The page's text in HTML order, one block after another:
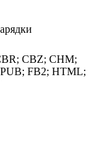
CBZ; CHM;
FB2; HTML;